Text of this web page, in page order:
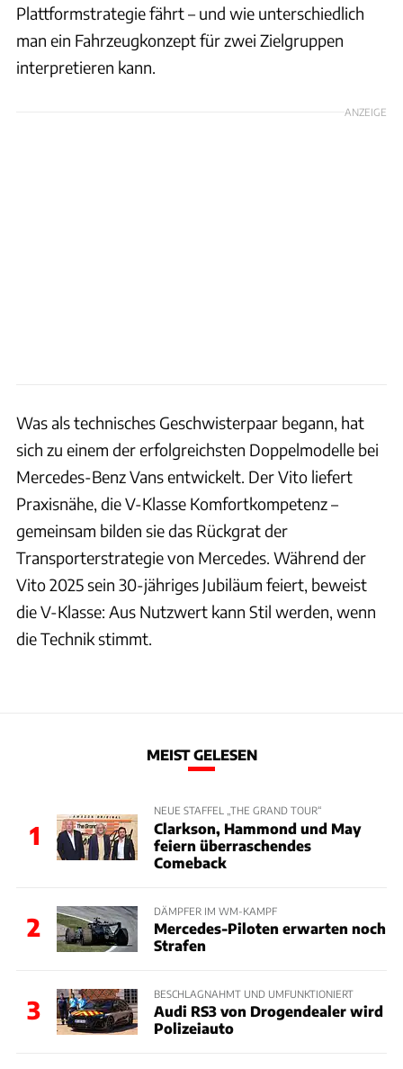
Plattformstrategie fährt – und wie unterschiedlich
man ein Fahrzeugkonzept für zwei Zielgruppen
interpretieren kann.
ANZEIGE
Was als technisches Geschwisterpaar begann, hat
sich zu einem der erfolgreichsten Doppelmodelle bei
Mercedes-Benz Vans entwickelt. Der Vito liefert
Praxisnähe, die V-Klasse Komfortkompetenz –
gemeinsam bilden sie das Rückgrat der
Transporterstrategie von Mercedes. Während der
Vito 2025 sein 30-jähriges Jubiläum feiert, beweist
die V-Klasse: Aus Nutzwert kann Stil werden, wenn
die Technik stimmt.
MEIST GELESEN
1
NEUE STAFFEL „THE GRAND TOUR“
Clarkson, Hammond und May
feiern überraschendes
Comeback
2
DÄMPFER IM WM-KAMPF
Mercedes-Piloten erwarten noch
Strafen
3
BESCHLAGNAHMT UND UMFUNKTIONIERT
Audi RS3 von Drogendealer wird
Polizeiauto